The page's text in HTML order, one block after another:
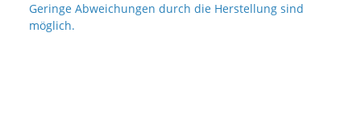
Geringe Abweichungen durch die Herstellung sind
möglich.